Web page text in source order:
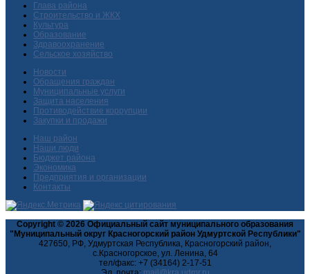
Глава района
Строительство и ЖКХ
Культура
Образование
Здравоохранение
Сельское хозяйство
Новости
Обращения граждан
Муниципальные услуги
Защита населения
Противодействие коррупции
Закупки и продажи
Наш район
Наши люди
Бюджет района
Экономика
Предприятия и организации
Контакты
Copyright © 2026 Официальный сайт муниципального образования
"Муниципальный округ Красногорский район Удмуртской Республики"
427650, РФ, Удмуртская Республика, Красногорский район,
с.Красногорское, ул. Ленина, 64
тел/факс: +7 (34164) 2-17-51